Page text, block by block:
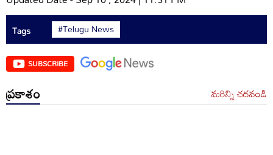
Tags #Telugu News
SUBSCRIBE
ప్రకాశం మరిన్ని చదవండి